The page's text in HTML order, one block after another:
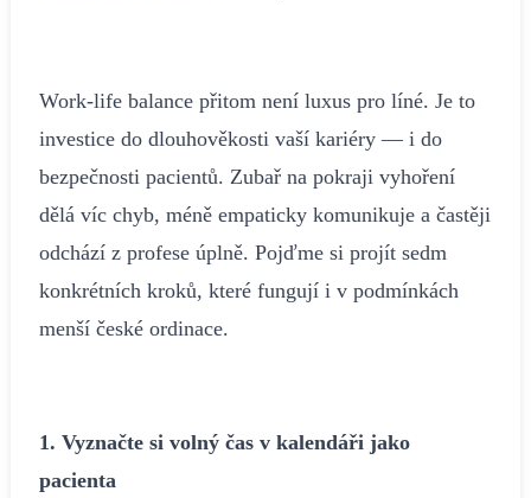
Work-life balance přitom není luxus pro líné. Je to
investice do dlouhověkosti vaší kariéry — i do
bezpečnosti pacientů. Zubař na pokraji vyhoření
dělá víc chyb, méně empaticky komunikuje a častěji
odchází z profese úplně. Pojďme si projít sedm
konkrétních kroků, které fungují i v podmínkách
menší české ordinace.
1. Vyznačte si volný čas v kalendáři jako
pacienta